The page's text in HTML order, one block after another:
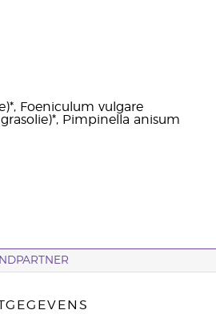
Foeniculum vulgare
Pimpinella anisum